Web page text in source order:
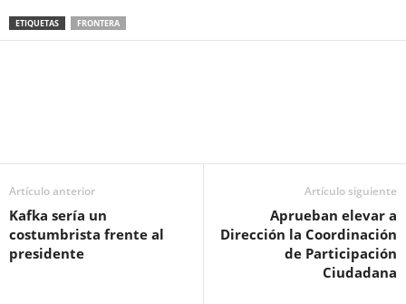
ETIQUETAS FRONTERA
Artículo anterior
Kafka sería un
costumbrista frente al
presidente
Artículo siguiente
Aprueban elevar a
Dirección la Coordinación
de Participación
Ciudadana